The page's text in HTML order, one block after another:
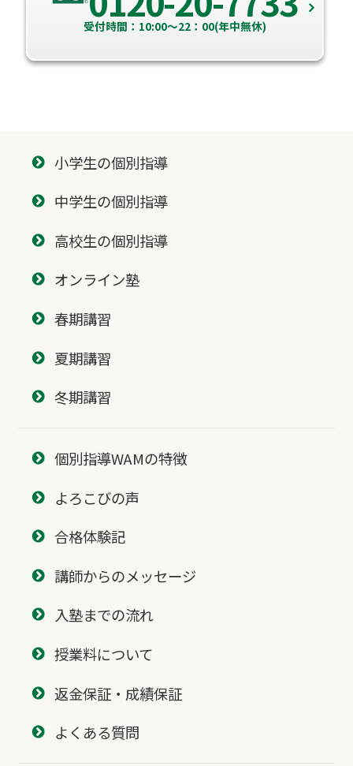
受付時間：10:00～22：00(年中無休)
小学生の個別指導
中学生の個別指導
高校生の個別指導
オンライン塾
春期講習
夏期講習
冬期講習
個別指導WAMの特徴
よろこびの声
合格体験記
講師からのメッセージ
入塾までの流れ
授業料について
返金保証・成績保証
よくある質問